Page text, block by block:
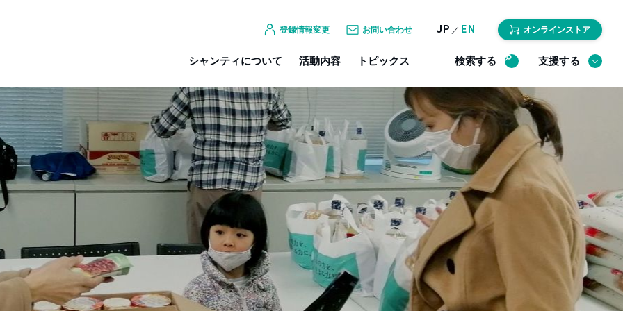
登録情報変更 お問い合わせ JP ／ EN オンラインストア
シャンティについて 活動内容 トピックス 検索する 支援する